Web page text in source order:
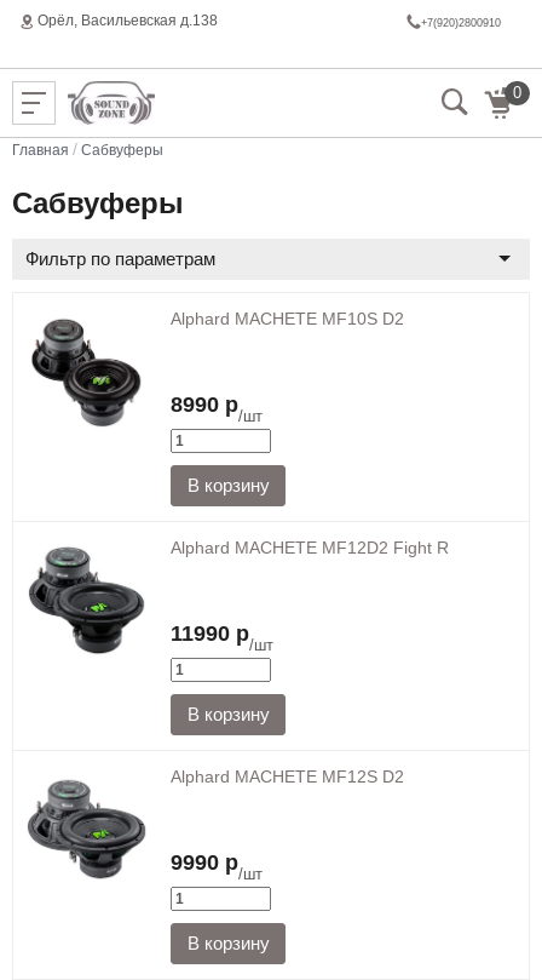
Орёл, Васильeвская д.138 +7(920)2800910
0
Главная / Сабвуферы
Сабвуферы
Фильтр по параметрам
Alphard MACHETE MF10S D2
8990 р/шт
Alphard MACHETE MF12D2 Fight R
11990 р/шт
Alphard MACHETE MF12S D2
9990 р/шт